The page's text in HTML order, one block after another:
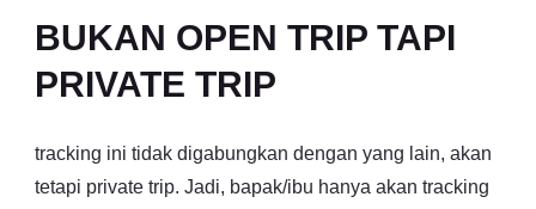
BUKAN OPEN TRIP TAPI
PRIVATE TRIP
tracking ini tidak digabungkan dengan yang lain, akan
tetapi private trip. Jadi, bapak/ibu hanya akan tracking